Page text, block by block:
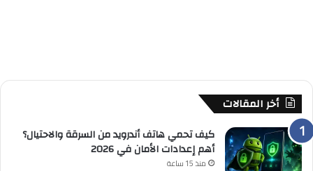
أخر المقالات
كيف تحمي هاتف أندرويد من السرقة والاحتيال؟
أهم إعدادات الأمان في 2026
منذ 15 ساعة